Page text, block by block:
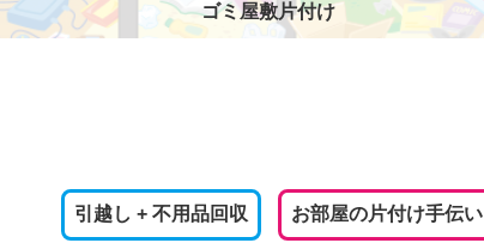
ゴミ屋敷片付け
引越し + 不用品回収 お部屋の片付け手伝い